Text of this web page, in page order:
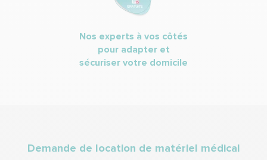
Nos experts à vos côtés
pour adapter et
sécuriser votre domicile
Demande de location de matériel médical